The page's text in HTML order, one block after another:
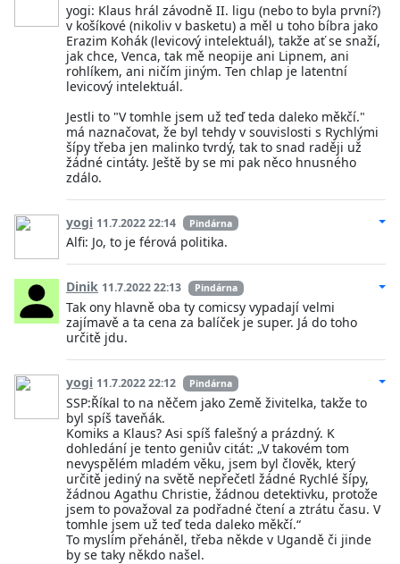
yogi: Klaus hrál závodně II. ligu (nebo to byla první?)
v košíkové (nikoliv v basketu) a měl u toho bíbra jako
Erazim Kohák (levicový intelektuál), takže ať se snaží,
jak chce, Venca, tak mě neopije ani Lipnem, ani
rohlíkem, ani ničím jiným. Ten chlap je latentní
levicový intelektuál.
Jestli to "V tomhle jsem už teď teda daleko měkčí."
má naznačovat, že byl tehdy v souvislosti s Rychlými
šípy třeba jen malinko tvrdý, tak to snad raději už
žádné cintáty. Ještě by se mi pak něco hnusného
zdálo.
yogi 11.7.2022 22:14 Pindárna
Alfi: Jo, to je férová politika.
Dinik 11.7.2022 22:13 Pindárna
Tak ony hlavně oba ty comicsy vypadají velmi
zajímavě a ta cena za balíček je super. Já do toho
určitě jdu.
yogi 11.7.2022 22:12 Pindárna
SSP:Říkal to na něčem jako Země živitelka, takže to
byl spíš taveňák.
Komiks a Klaus? Asi spíš falešný a prázdný. K
dohledání je tento geniův citát: „V takovém tom
nevyspělém mladém věku, jsem byl člověk, který
určitě jediný na světě nepřečetl žádné Rychlé šípy,
žádnou Agathu Christie, žádnou detektivku, protože
jsem to považoval za podřadné čtení a ztrátu času. V
tomhle jsem už teď teda daleko měkčí.“
To myslím přeháněl, třeba někde v Ugandě či jinde
by se taky někdo našel.